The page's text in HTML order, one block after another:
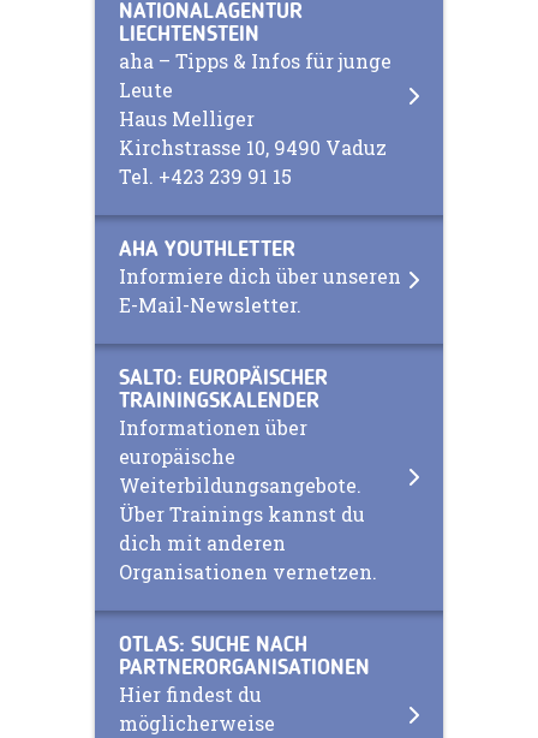
NATIONALAGENTUR
LIECHTENSTEIN
aha – Tipps & Infos für junge
Leute
Haus Melliger
Kirchstrasse 10, 9490 Vaduz
Tel. +423 239 91 15
AHA YOUTHLETTER
Informiere dich über unseren
E-Mail-Newsletter.
SALTO: EUROPÄISCHER
TRAININGSKALENDER
Informationen über
europäische
Weiterbildungsangebote.
Über Trainings kannst du
dich mit anderen
Organisationen vernetzen.
OTLAS: SUCHE NACH
PARTNERORGANISATIONEN
Hier findest du
möglicherweise